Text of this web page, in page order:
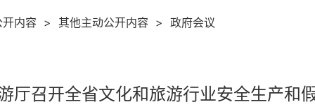
内容 > 其他主动公开内容 > 政府会议
厅召开全省文化和旅游行业安全生产和